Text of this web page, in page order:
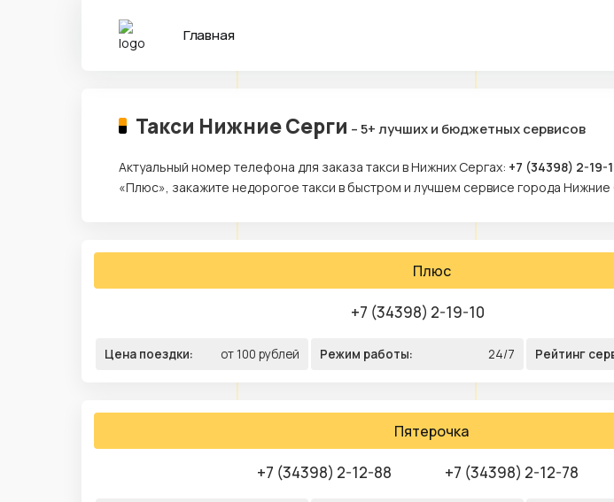
Главная
Такси Нижние Серги – 5+ лучших и бюджетных сервисов
Актуальный номер телефона для заказа такси в Нижних Сергах: +7 (34398) 2-19-
«Плюс», закажите недорогое такси в быстром и лучшем сервисе города Нижние
Плюс
+7 (34398) 2-19-10
Цена поездки: от 100 рублей Режим работы: 24/7 Рейтинг
Пятерочка
+7 (34398) 2-12-88 +7 (34398) 2-12-78